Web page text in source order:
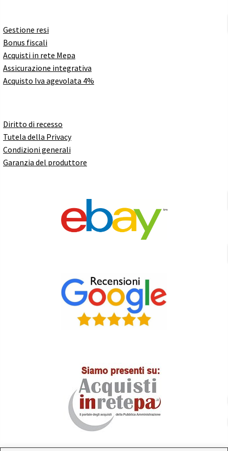
Gestione resi
Bonus fiscali
Acquisti in rete Mepa
Assicurazione integrativa
Acquisto Iva agevolata 4%
Diritto di recesso
Tutela della Privacy
Condizioni generali
Garanzia del produttore